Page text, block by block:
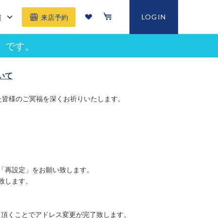
来店予約 LOGIN
す。
て
様のご冥福を深くお祈りいたします。
設定」をお願い致します。
ます。
ことでアドレス変更が完了致します。